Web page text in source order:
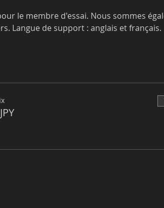
Langue de support : anglais et français.